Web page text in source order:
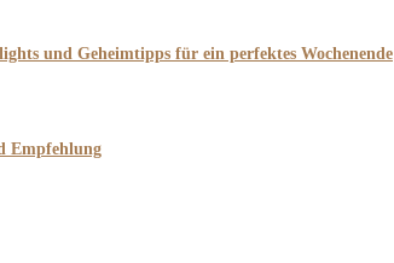
und Geheimtipps für ein perfektes Wochenende
Empfehlung